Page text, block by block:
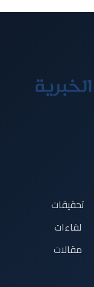
تحقيقات
لقاءات
مقالات